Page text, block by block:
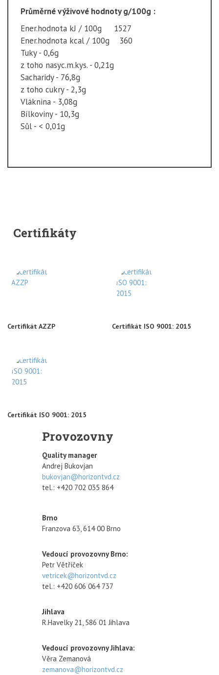
Průměrné výživové hodnoty g/100g :
Ener.hodnota kJ / 100g 1527
Ener.hodnota kcal / 100g 360
Tuky - 0,6g
z toho nasyc.m.kys. - 0,21g
Sacharidy - 76,8g
z toho cukry - 2,3g
Vláknina - 3,08g
Bílkoviny - 10,3g
Sůl - < 0,01g
Certifikáty
Certifikát AZZP Certifikát ISO 9001: 2015
Certifikát ISO 9001: 2015
Provozovny
Quality manager
Andrej Bukovjan
bukovjan@horizontvd.cz
tel.: +420 702 035 864
Brno
Franzova 63, 614 00 Brno
Vedoucí provozovny Brno:
Petr Větříček
vetricek@horizontvd.cz
tel.: +420 606 064 737
Jihlava
R.Havelky 21, 586 01 Jihlava
Vedoucí provozovny Jihlava:
Věra Zemanová
zemanova@horizontvd.cz